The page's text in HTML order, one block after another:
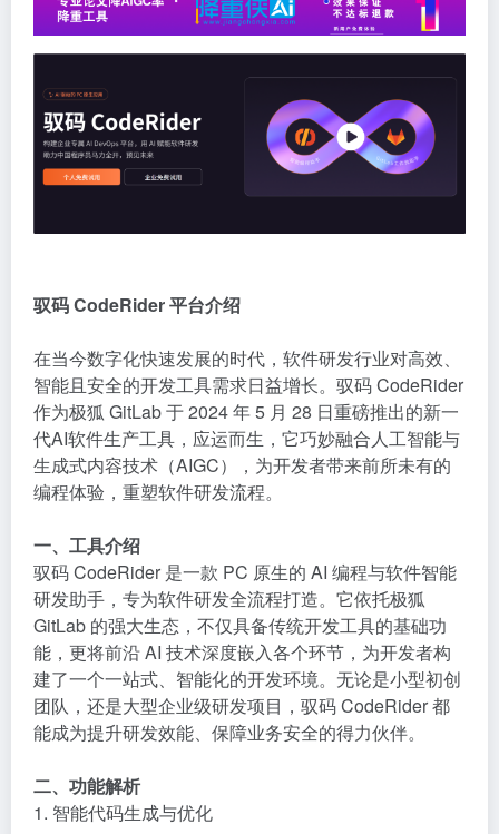
驭码 CodeRider 平台介绍
在当今数字化快速发展的时代，软件研发行业对高效、
智能且安全的开发工具需求日益增长。驭码 CodeRider
作为极狐 GitLab 于 2024 年 5 月 28 日重磅推出的新一
代AI软件生产工具，应运而生，它巧妙融合人工智能与
生成式内容技术（AIGC），为开发者带来前所未有的
编程体验，重塑软件研发流程。
一、工具介绍
驭码 CodeRider 是一款 PC 原生的 AI 编程与软件智能
研发助手，专为软件研发全流程打造。它依托极狐
GitLab 的强大生态，不仅具备传统开发工具的基础功
能，更将前沿 AI 技术深度嵌入各个环节，为开发者构
建了一个一站式、智能化的开发环境。无论是小型初创
团队，还是大型企业级研发项目，驭码 CodeRider 都
能成为提升研发效能、保障业务安全的得力伙伴。
二、功能解析
1. 智能代码生成与优化